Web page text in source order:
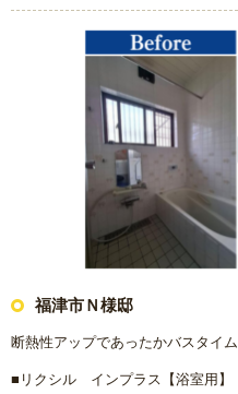
福津市Ｎ様邸
断熱性アップであったかバスタイム
■リクシル インプラス【浴室用】